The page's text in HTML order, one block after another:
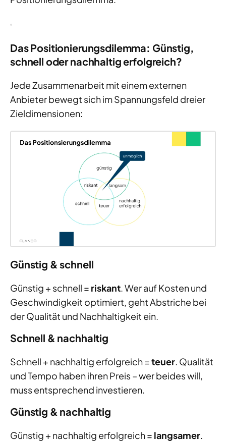
Das Positionierungsdilemma: Günstig,
schnell oder nachhaltig erfolgreich?
Jede Zusammenarbeit mit einem externen
Anbieter bewegt sich im Spannungsfeld dreier
Zieldimensionen:
Günstig & schnell
Günstig + schnell = riskant. Wer auf Kosten und
Geschwindigkeit optimiert, geht Abstriche bei
der Qualität und Nachhaltigkeit ein.
Schnell & nachhaltig
Schnell + nachhaltig erfolgreich =teuer. Qualität
und Tempo haben ihren Preis – wer beides will,
muss entsprechend investieren.
Günstig & nachhaltig
Günstig + nachhaltig erfolgreich = langsamer.